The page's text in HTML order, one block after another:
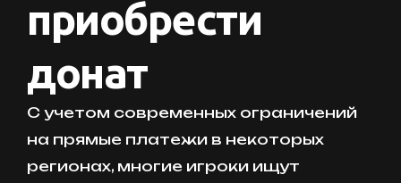
приобрести
донат
С учетом современных ограничений
на прямые платежи в некоторых
регионах, многие игроки ищут